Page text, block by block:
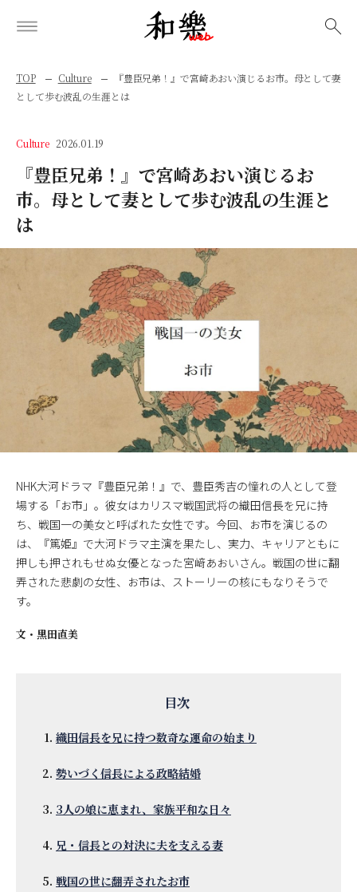
TOP Culture
『豊臣兄弟！』で宮崎あおい演じるお市。母として妻
として歩む波乱の生涯とは
Culture 2026.01.19
『豊臣兄弟！』で宮崎あおい演じるお
市。母として妻として歩む波乱の生涯と
は
NHK大河ドラマ『豊臣兄弟！』で、豊臣秀吉の憧れの人として登
場する「お市」。彼女はカリスマ戦国武将の織田信長を兄に持
ち、戦国一の美女と呼ばれた女性です。今回、お市を演じるの
は、『篤姫』で大河ドラマ主演を果たし、実力、キャリアともに
押しも押されもせぬ女優となった宮﨑あおいさん。戦国の世に翻
弄された悲劇の女性、お市は、ストーリーの核にもなりそうで
す。
文・ 黒田直美
織田信長を兄に持つ数奇な運命の始まり
勢いづく信長による政略結婚
3人の娘に恵まれ、家族平和な日々
兄・信長との対決に夫を支える妻
戦国の世に翻弄されたお市